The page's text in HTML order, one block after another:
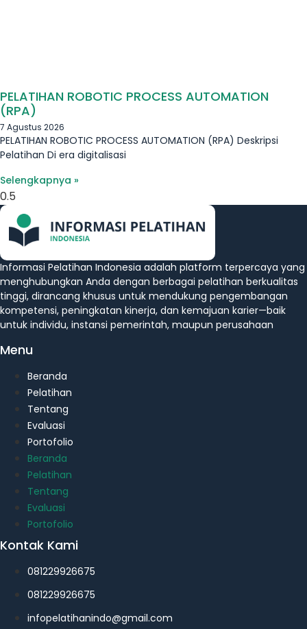
PELATIHAN ROBOTIC PROCESS AUTOMATION
(RPA)
7 Agustus 2026
PELATIHAN ROBOTIC PROCESS AUTOMATION (RPA) Deskripsi
Pelatihan Di era digitalisasi
Selengkapnya »
Informasi Pelatihan Indonesia adalah platform terpercaya yang
menghubungkan Anda dengan berbagai pelatihan berkualitas
tinggi, dirancang khusus untuk mendukung pengembangan
kompetensi, peningkatan kinerja, dan kemajuan karier—baik
untuk individu, instansi pemerintah, maupun perusahaan
Menu
Beranda
Pelatihan
Tentang
Evaluasi
Portofolio
Beranda
Pelatihan
Tentang
Evaluasi
Portofolio
Kontak Kami
081229926675
081229926675
infopelatihanindo@gmail.com